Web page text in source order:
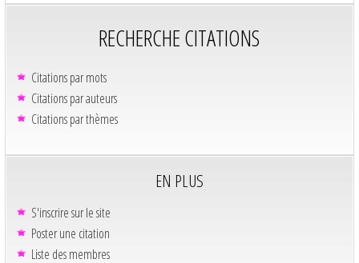
RECHERCHE CITATIONS
Citations par mots
Citations par auteurs
Citations par thèmes
EN PLUS
S'inscrire sur le site
Poster une citation
Liste des membres